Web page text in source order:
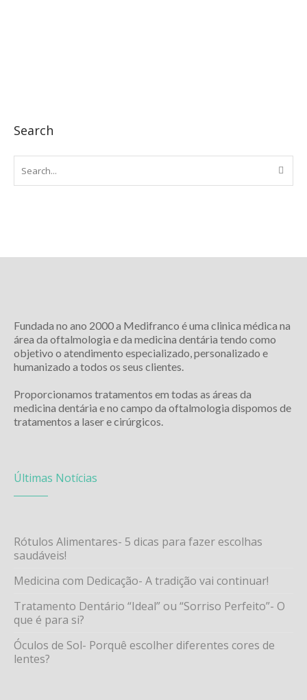
Search
Fundada no ano 2000 a Medifranco é uma clinica médica na
área da oftalmologia e da medicina dentária tendo como
objetivo o atendimento especializado, personalizado e
humanizado a todos os seus clientes.
Proporcionamos tratamentos em todas as áreas da
medicina dentária e no campo da oftalmologia dispomos de
tratamentos a laser e cirúrgicos.
Últimas Notícias
Rótulos Alimentares- 5 dicas para fazer escolhas
saudáveis!
Medicina com Dedicação- A tradição vai continuar!
Tratamento Dentário “Ideal” ou “Sorriso Perfeito”- O
que é para si?
Óculos de Sol- Porquê escolher diferentes cores de
lentes?